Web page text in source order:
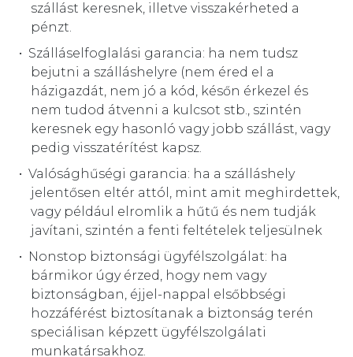
szállást keresnek, illetve visszakérheted a
pénzt.
Szálláselfoglalási garancia: ha nem tudsz
bejutni a szálláshelyre (nem éred el a
házigazdát, nem jó a kód, későn érkezel és
nem tudod átvenni a kulcsot stb., szintén
keresnek egy hasonló vagy jobb szállást, vagy
pedig visszatérítést kapsz.
Valósághűségi garancia: ha a szálláshely
jelentősen eltér attól, mint amit meghirdettek,
vagy például elromlik a hűtű és nem tudják
javítani, szintén a fenti feltételek teljesülnek
Nonstop biztonsági ügyfélszolgálat: ha
bármikor úgy érzed, hogy nem vagy
biztonságban, éjjel-nappal elsőbbségi
hozzáférést biztosítanak a biztonság terén
speciálisan képzett ügyfélszolgálati
munkatársakhoz.